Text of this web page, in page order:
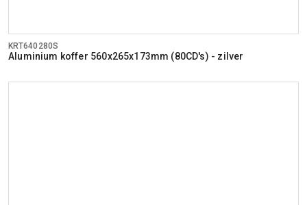
KRT640280S
Aluminium koffer 560x265x173mm (80CD's) - zilver